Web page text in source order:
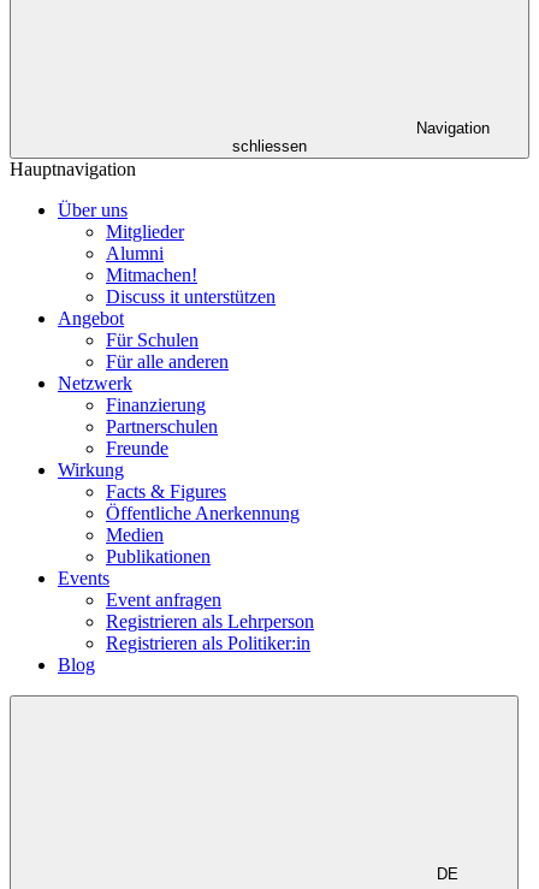
Navigation
schliessen
Hauptnavigation
Über uns
Mitglieder
Alumni
Mitmachen!
Discuss it unterstützen
Angebot
Für Schulen
Für alle anderen
Netzwerk
Finanzierung
Partnerschulen
Freunde
Wirkung
Facts & Figures
Öffentliche Anerkennung
Medien
Publikationen
Events
Event anfragen
Registrieren als Lehrperson
Registrieren als Politiker:in
Blog
DE